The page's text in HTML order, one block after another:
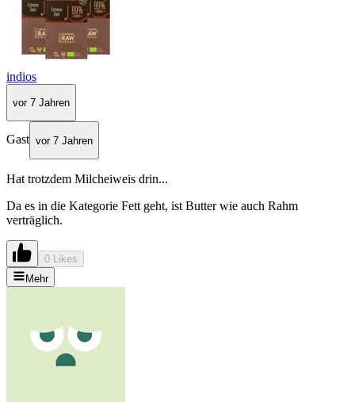
indios
vor 7 Jahren
Gast vor 7 Jahren
Hat trotzdem Milcheiweis drin...
Da es in die Kategorie Fett geht, ist Butter wie auch Rahm
verträglich.
0 Likes
Mehr